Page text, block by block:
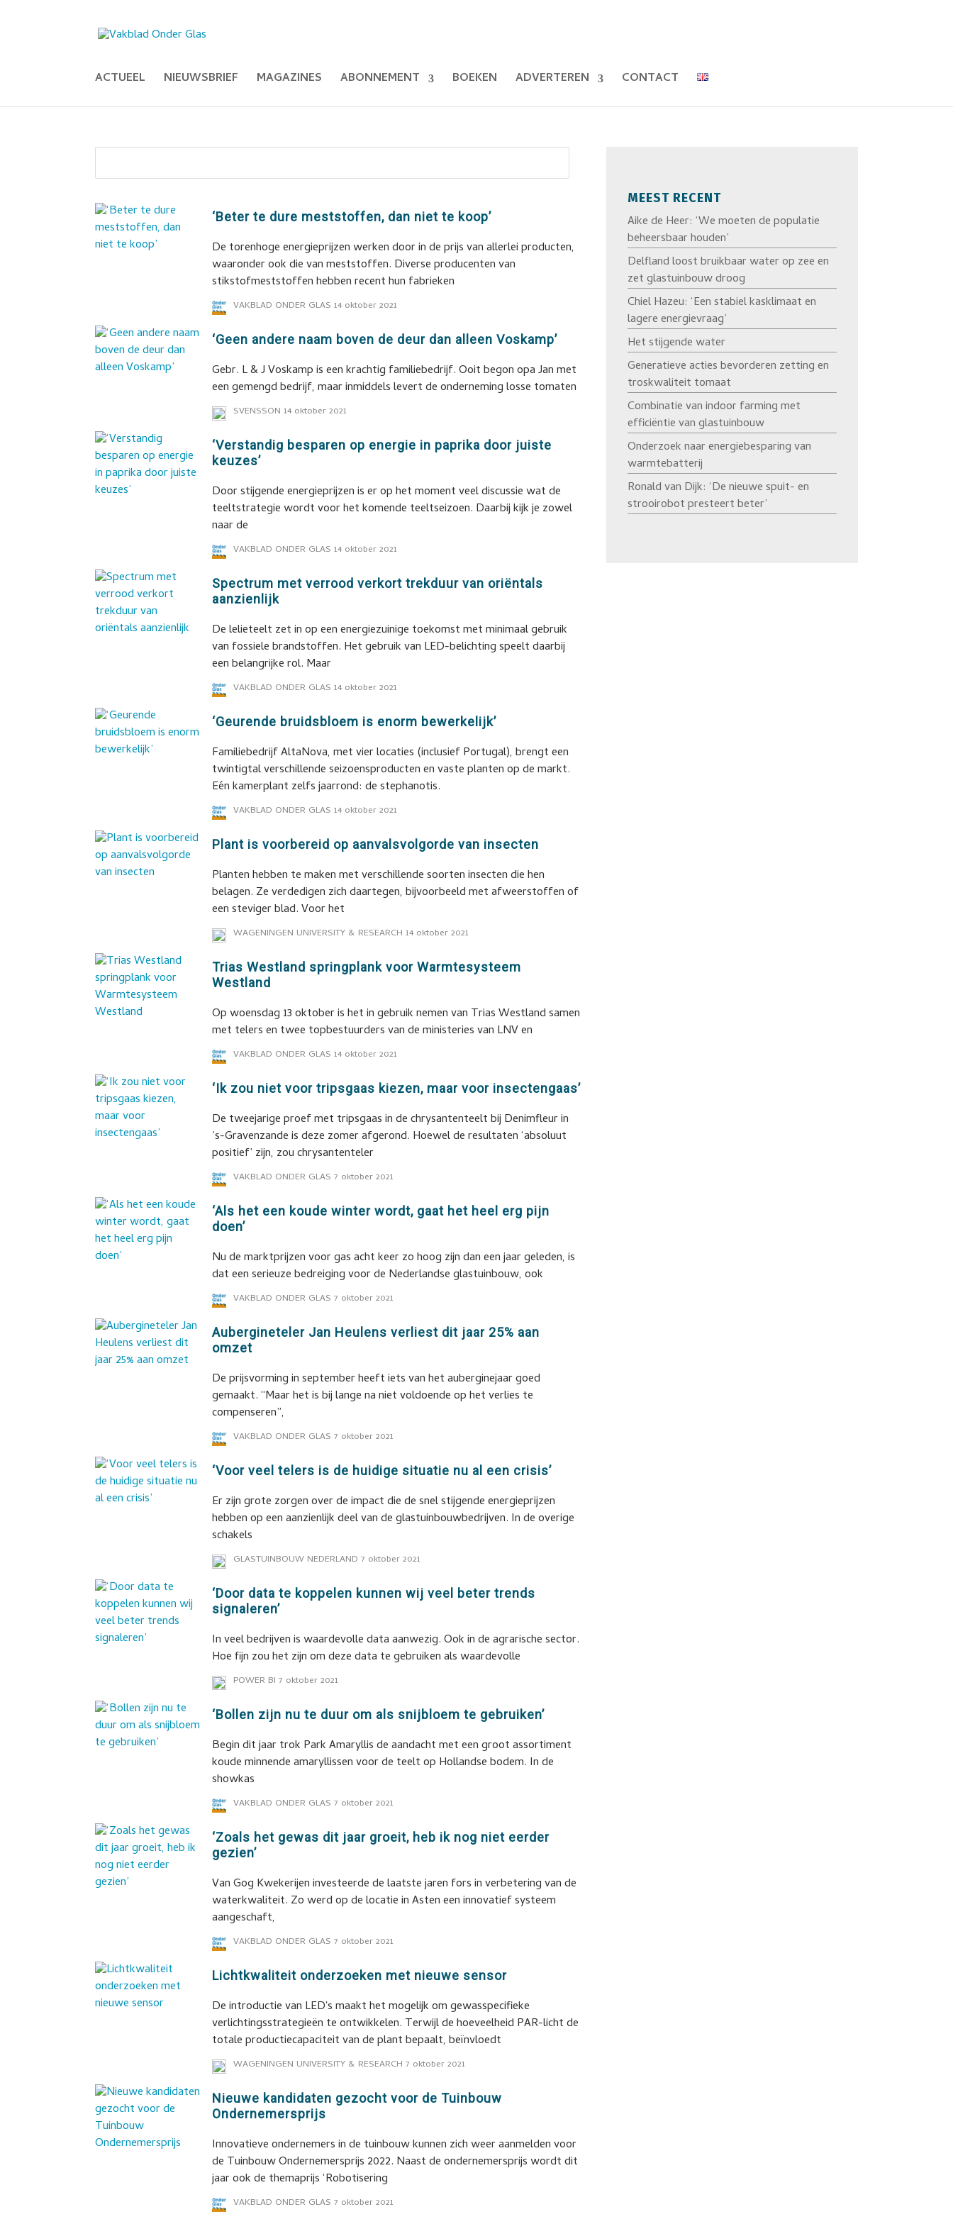
ACTUEEL NIEUWSBRIEF MAGAZINES ABONNEMENT BOEKEN ADVERTEREN CONTACT
‘Beter te dure meststoffen, dan niet te koop’
De torenhoge energieprijzen werken door in de prijs van allerlei producten,
waaronder ook die van meststoffen. Diverse producenten van
stikstofmeststoffen hebben recent hun fabrieken
VAKBLAD ONDER GLAS 14 oktober 2021
‘Geen andere naam boven de deur dan alleen Voskamp’
Gebr. L & J Voskamp is een krachtig familiebedrijf. Ooit begon opa Jan met
een gemengd bedrijf, maar inmiddels levert de onderneming losse tomaten
SVENSSON 14 oktober 2021
‘Verstandig besparen op energie in paprika door juiste
keuzes’
Door stijgende energieprijzen is er op het moment veel discussie wat de
teeltstrategie wordt voor het komende teeltseizoen. Daarbij kijk je zowel
naar de
VAKBLAD ONDER GLAS 14 oktober 2021
Spectrum met verrood verkort trekduur van oriëntals
aanzienlijk
De lelieteelt zet in op een energiezuinige toekomst met minimaal gebruik
van fossiele brandstoffen. Het gebruik van LED-belichting speelt daarbij
een belangrijke rol. Maar
VAKBLAD ONDER GLAS 14 oktober 2021
‘Geurende bruidsbloem is enorm bewerkelijk’
Familiebedrijf AltaNova, met vier locaties (inclusief Portugal), brengt een
twintigtal verschillende seizoensproducten en vaste planten op de markt.
Eén kamerplant zelfs jaarrond: de stephanotis.
VAKBLAD ONDER GLAS 14 oktober 2021
Plant is voorbereid op aanvalsvolgorde van insecten
Planten hebben te maken met verschillende soorten insecten die hen
belagen. Ze verdedigen zich daartegen, bijvoorbeeld met afweerstoffen of
een steviger blad. Voor het
WAGENINGEN UNIVERSITY & RESEARCH 14 oktober 2021
Trias Westland springplank voor Warmtesysteem
Westland
Op woensdag 13 oktober is het in gebruik nemen van Trias Westland samen
met telers en twee topbestuurders van de ministeries van LNV en
VAKBLAD ONDER GLAS 14 oktober 2021
‘Ik zou niet voor tripsgaas kiezen, maar voor insectengaas’
De tweejarige proef met tripsgaas in de chrysantenteelt bij Denimfleur in
’s-Gravenzande is deze zomer afgerond. Hoewel de resultaten ‘absoluut
positief’ zijn, zou chrysantenteler
VAKBLAD ONDER GLAS 7 oktober 2021
‘Als het een koude winter wordt, gaat het heel erg pijn
doen’
Nu de marktprijzen voor gas acht keer zo hoog zijn dan een jaar geleden, is
dat een serieuze bedreiging voor de Nederlandse glastuinbouw, ook
VAKBLAD ONDER GLAS 7 oktober 2021
Aubergineteler Jan Heulens verliest dit jaar 25% aan
omzet
De prijsvorming in september heeft iets van het auberginejaar goed
gemaakt. “Maar het is bij lange na niet voldoende op het verlies te
compenseren”,
VAKBLAD ONDER GLAS 7 oktober 2021
‘Voor veel telers is de huidige situatie nu al een crisis’
Er zijn grote zorgen over de impact die de snel stijgende energieprijzen
hebben op een aanzienlijk deel van de glastuinbouwbedrijven. In de overige
schakels
GLASTUINBOUW NEDERLAND 7 oktober 2021
‘Door data te koppelen kunnen wij veel beter trends
signaleren’
In veel bedrijven is waardevolle data aanwezig. Ook in de agrarische sector.
Hoe fijn zou het zijn om deze data te gebruiken als waardevolle
POWER BI 7 oktober 2021
‘Bollen zijn nu te duur om als snijbloem te gebruiken’
Begin dit jaar trok Park Amaryllis de aandacht met een groot assortiment
koude minnende amaryllissen voor de teelt op Hollandse bodem. In de
showkas
VAKBLAD ONDER GLAS 7 oktober 2021
‘Zoals het gewas dit jaar groeit, heb ik nog niet eerder
gezien’
Van Gog Kwekerijen investeerde de laatste jaren fors in verbetering van de
waterkwaliteit. Zo werd op de locatie in Asten een innovatief systeem
aangeschaft,
VAKBLAD ONDER GLAS 7 oktober 2021
Lichtkwaliteit onderzoeken met nieuwe sensor
De introductie van LED's maakt het mogelijk om gewasspecifieke
verlichtingsstrategieën te ontwikkelen. Terwijl de hoeveelheid PAR-licht de
totale productiecapaciteit van de plant bepaalt, beïnvloedt
WAGENINGEN UNIVERSITY & RESEARCH 7 oktober 2021
Nieuwe kandidaten gezocht voor de Tuinbouw
Ondernemersprijs
Innovatieve ondernemers in de tuinbouw kunnen zich weer aanmelden voor
de Tuinbouw Ondernemersprijs 2022. Naast de ondernemersprijs wordt dit
jaar ook de themaprijs ‘Robotisering
VAKBLAD ONDER GLAS 7 oktober 2021
MEEST RECENT
Aike de Heer: ‘We moeten de populatie
beheersbaar houden’
Delfland loost bruikbaar water op zee en
zet glastuinbouw droog
Chiel Hazeu: ‘Een stabiel kasklimaat en
lagere energievraag’
Het stijgende water
Generatieve acties bevorderen zetting en
troskwaliteit tomaat
Combinatie van indoor farming met
efficiëntie van glastuinbouw
Onderzoek naar energiebesparing van
warmtebatterij
Ronald van Dijk: ‘De nieuwe spuit- en
strooirobot presteert beter’